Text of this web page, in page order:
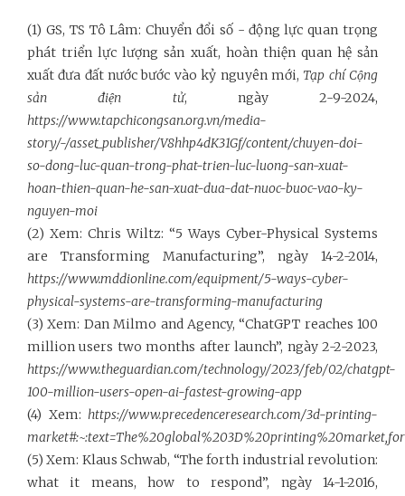
(1) GS, TS Tô Lâm: Chuyển đổi số - động lực quan trọng
phát triển lực lượng sản xuất, hoàn thiện quan hệ sản
xuất đưa đất nước bước vào kỷ nguyên mới, Tạp chí Cộng
sản điện tử, ngày 2-9-2024,
https://www.tapchicongsan.org.vn/media-
story/-/asset_publisher/V8hhp4dK31Gf/content/chuyen-doi-
so-dong-luc-quan-trong-phat-trien-luc-luong-san-xuat-
hoan-thien-quan-he-san-xuat-dua-dat-nuoc-buoc-vao-ky-
nguyen-moi
(2) Xem: Chris Wiltz: “5 Ways Cyber-Physical Systems
are Transforming Manufacturing”, ngày 14-2-2014,
https://www.mddionline.com/equipment/5-ways-cyber-
physical-systems-are-transforming-manufacturing
(3) Xem: Dan Milmo and Agency, “ChatGPT reaches 100
million users two months after launch”, ngày 2-2-2023,
https://www.theguardian.com/technology/2023/feb/02/chatgpt-
100-million-users-open-ai-fastest-growing-app
(4) Xem: https://www.precedenceresearch.com/3d-printing-
(5) Xem: Klaus Schwab, “The forth industrial revolution:
what it means, how to respond”, ngày 14-1-2016,